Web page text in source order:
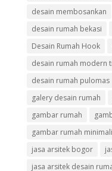
desain membosankan
desain rumah bekasi
Desain Rumah Hook
desain rumah modern
desain rumah pulomas
galery desain rumah
gambar rumah
gambar rumah
jasa arsitek bogor
jasa arsitek desain